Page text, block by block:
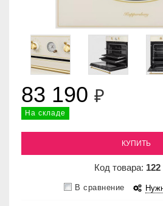
83 190 ₽
На складе
КУПИТЬ
Код товара: 122
В сравнение